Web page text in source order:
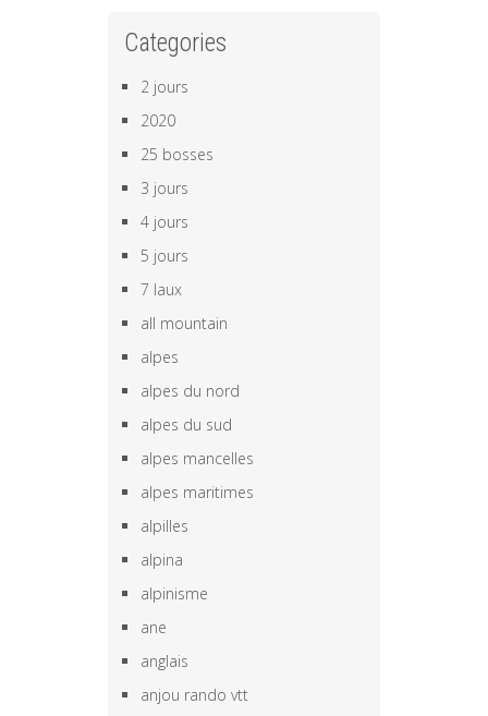
Categories
2 jours
2020
25 bosses
3 jours
4 jours
5 jours
7 laux
all mountain
alpes
alpes du nord
alpes du sud
alpes mancelles
alpes maritimes
alpilles
alpina
alpinisme
ane
anglais
anjou rando vtt